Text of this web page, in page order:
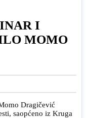
I
MOMO
Dragičević
saopćeno iz Kruga